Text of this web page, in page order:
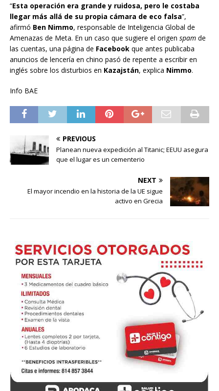
“Esta operación era grande y ruidosa, pero le costaba
llegar más allá de su propia cámara de eco falsa”,
afirmó Ben Nimmo, responsable de Inteligencia Global de
Amenazas de Meta. En un caso que sugiere el origen spam de
las cuentas, una página de Facebook que antes publicaba
anuncios de lencería en chino pasó de repente a escribir en
inglés sobre los disturbios en Kazajstán, explica Nimmo.
Info BAE
PREVIOUS
Planean nueva expedición al Titanic; EEUU asegura
que el lugar es un cementerio
NEXT
El mayor incendio en la historia de la UE sigue
activo en Grecia